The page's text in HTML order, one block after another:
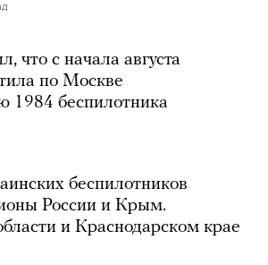
что с начала августа
по Москве
1984 беспилотника
беспилотников
России и Крым.
и Краснодарском крае